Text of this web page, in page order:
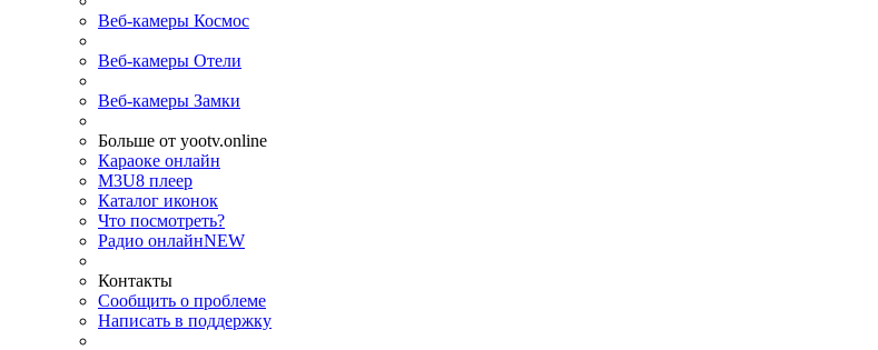
Веб-камеры Космос
Веб-камеры Отели
Веб-камеры Замки
Больше от yootv.online
Караоке онлайн
M3U8 плеер
Каталог иконок
Что посмотреть?
Радио онлайнNEW
Контакты
Сообщить о проблеме
Написать в поддержку